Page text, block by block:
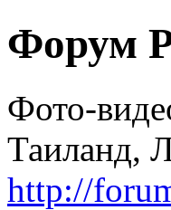
Форум
Фото-
Таиланд,
http://